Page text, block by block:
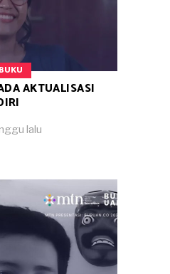
BUKU
AKTUALISASI
lalu